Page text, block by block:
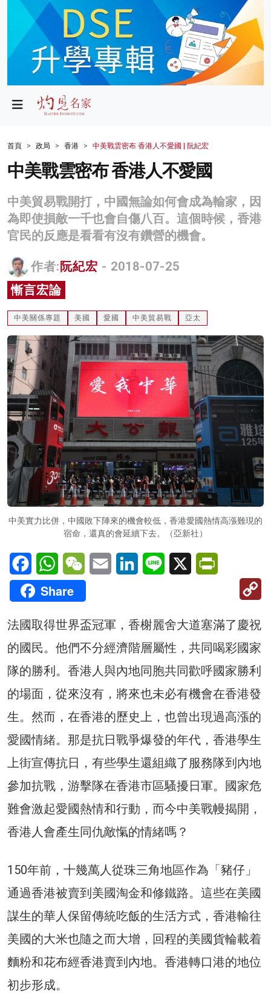
政局
財經
生活
商業
科技
影片
名家榜
灼見活動
關於我們
首頁 政局 香港 中美戰雲密布 香港人不愛國 | 阮紀宏
中美戰雲密布 香港人不愛國
中美貿易戰開打，中國無論如何會成為輸家，因
為即使損敵一千也會自傷八百。這個時候，香港
官民的反應是看看有沒有鑽營的機會。
作者: 阮紀宏 - 2018-07-25
慚言宏論
中美關係專題 美國 愛國 中美貿易戰 亞太
中美實力比併，中國敗下陣來的機會較低，香港愛國熱情高漲難現的
宿命，還真的會延續下去。（亞新社）
FacebookWhatsAppWeChatEmail LinkedInLine X
Share
法國取得世界盃冠軍，香榭麗舍大道塞滿了慶祝
的國民。他們不分經濟階層屬性，共同喝彩國家
隊的勝利。香港人與內地同胞共同歡呼國家勝利
的場面，從來沒有，將來也未必有機會在香港發
生。然而，在香港的歷史上，也曾出現過高漲的
愛國情緒。那是抗日戰爭爆發的年代，香港學生
上街宣傳抗日，有些學生還組織了服務隊到內地
參加抗戰，游擊隊在香港市區騷擾日軍。國家危
難會激起愛國熱情和行動，而今中美戰幔揭開，
香港人會產生同仇敵愾的情緒嗎？
150年前，十幾萬人從珠三角地區作為「豬仔」
通過香港被賣到美國淘金和修鐵路。這些在美國
謀生的華人保留傳統吃飯的生活方式，香港輸往
美國的大米也隨之而大增，回程的美國貨輪載着
麵粉和花布經香港賣到內地。香港轉口港的地位
初步形成。